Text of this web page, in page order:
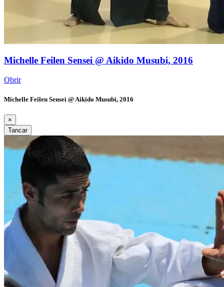
Michelle Feilen Sensei @ Aikido Musubi, 2016
Obrir
Michelle Feilen Sensei @ Aikido Musubi, 2016
×
Tancar